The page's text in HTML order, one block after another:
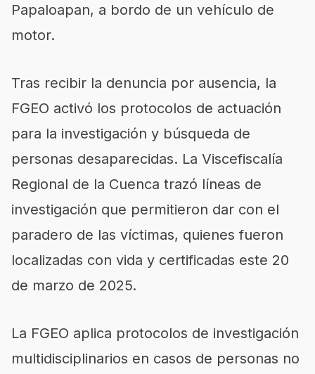
Papaloapan, a bordo de un vehículo de
motor.
Tras recibir la denuncia por ausencia, la
FGEO activó los protocolos de actuación
para la investigación y búsqueda de
personas desaparecidas. La Viscefiscalía
Regional de la Cuenca trazó líneas de
investigación que permitieron dar con el
paradero de las víctimas, quienes fueron
localizadas con vida y certificadas este 20
de marzo de 2025.
La FGEO aplica protocolos de investigación
multidisciplinarios en casos de personas no